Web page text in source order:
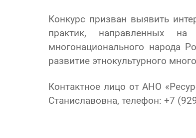
Конкурс призван выявить
практик, направленных на
многонационального народа
развитие этнокультурного
Контактное лицо от АНО
Станиславовна, телефон: +7